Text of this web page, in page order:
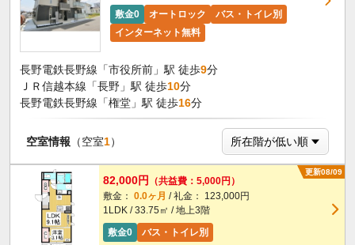
敷金0 オートロック
バス・トイレ別
インターネット無料
長野電鉄長野線「市役所前」駅 徒歩9分
ＪＲ信越本線「長野」駅 徒歩10分
長野電鉄長野線「権堂」駅 徒歩16分
空室情報 （空室1）
更新08/09
82,000円
（共益費：5,000円）
敷金： 0.0ヶ月 / 礼金： 123,000円
1LDK / 33.75㎡ / 地上3階
敷金0
バス・トイレ別